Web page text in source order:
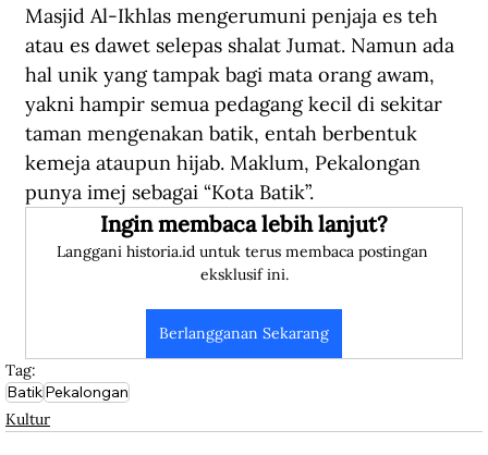
Masjid Al-Ikhlas mengerumuni penjaja es teh
atau es dawet selepas shalat Jumat. Namun ada
hal unik yang tampak bagi mata orang awam,
yakni hampir semua pedagang kecil di sekitar
taman mengenakan batik, entah berbentuk
kemeja ataupun hijab. Maklum, Pekalongan
punya imej sebagai “Kota Batik”.
Ingin membaca lebih lanjut?
Langgani historia.id untuk terus membaca postingan
eksklusif ini.
Berlangganan Sekarang
Tag:
BatikPekalongan
Kultur